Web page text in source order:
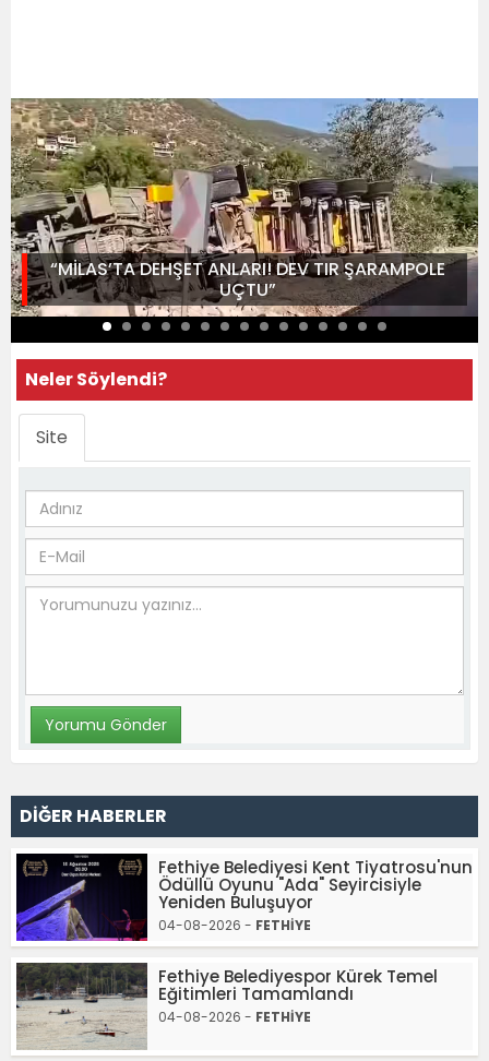
“MİLAS’TA DEHŞET ANLARI! DEV TIR ŞARAMPOLE
UÇTU”
Neler Söylendi?
Site
DİĞER HABERLER
Fethiye Belediyesi Kent Tiyatrosu'nun
Ödüllü Oyunu "Ada" Seyircisiyle
Yeniden Buluşuyor
04-08-2026 - FETHİYE
Fethiye Belediyespor Kürek Temel
Eğitimleri Tamamlandı
04-08-2026 - FETHİYE